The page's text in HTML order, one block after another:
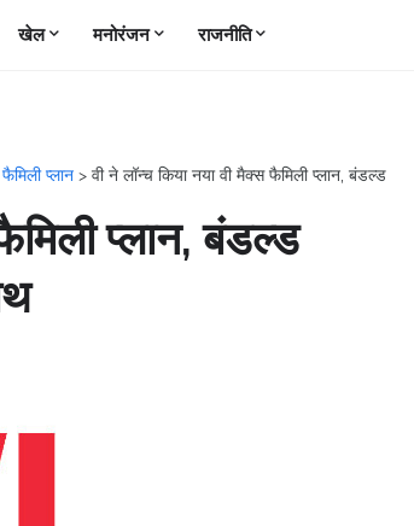
खेल मनोरंजन राजनीति
प्लान > वी ने लॉन्च किया नया वी मैक्स फैमिली प्लान, बंडल्ड
प्लान, बंडल्ड